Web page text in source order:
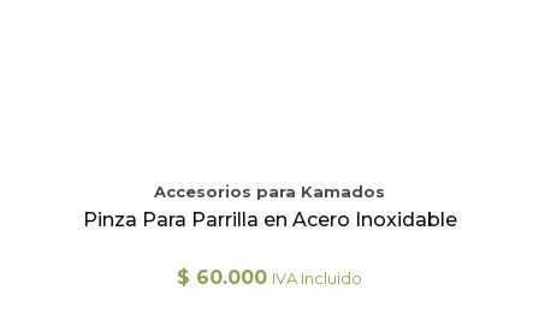
Accesorios para Kamados
Pinza Para Parrilla en Acero Inoxidable
$ 60.000 IVA Incluido